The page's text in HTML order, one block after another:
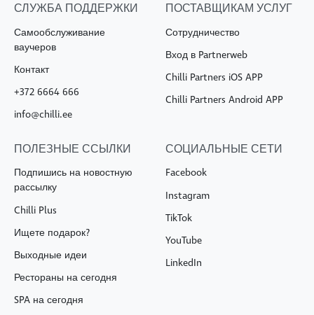
СЛУЖБА ПОДДЕРЖКИ
Самообслуживание
ваучеров
Контакт
+372 6664 666
info@chilli.ee
ПОСТАВЩИКАМ УСЛУГ
Сотрудничество
Вход в Partnerweb
Chilli Partners iOS APP
Chilli Partners Android APP
ПОЛЕЗНЫЕ ССЫЛКИ
Подпишись на новостную
рассылку
Chilli Plus
Ищете подарок?
Выходные идеи
Рестораны на сегодня
SPA на сегодня
СОЦИАЛЬНЫЕ СЕТИ
Facebook
Instagram
TikTok
YouTube
LinkedIn